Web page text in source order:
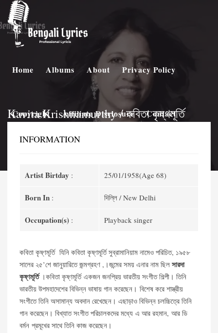
Home Albums About Privacy Policy
Copyright Affiliate Disclosure Contact
Kavita Krishnamurthy / কবিতা কৃষ্ণমূর্তি
INFORMATION
Artist Birtday : 25/01/1958(Age 68)
Born In : দিল্লি / New Delhi
Occupation(s) : Playback singer
কবিতা কৃষ্ণমূর্তি যিনি কবিতা কৃষ্ণমূর্তি সুব্রামানিয়াম নামেও পরিচিত, ১৯৫৮
সালের ২৫’শে জানুয়ারিতে জন্মগ্রহণ ,।জন্মের সময় এনার নাম ছিল সারদা
কৃষ্ণমূর্তি।কবিতা কৃষ্ণমূর্তি একজন জনপ্রিয় ভারতীয় সংগীত শিল্পী। তিনি
ভারতীয় উপমহাদেশের বিভিন্ন ভাষায় গান করেছেন। বিশেষ করে শাস্ত্রীয়
সংগীতে তিনি অসামান্য অবদান রেখেছেন। এছাড়াও বিভিন্ন চলচ্চিত্রে তিনি
গান করেছেন। বিখ্যাত সংগীত পরিচালকদের মধ্যে এ আর রহমান, আর ডি
বর্মন প্রমূখের সাথে তিনি কাজ করেছেন।